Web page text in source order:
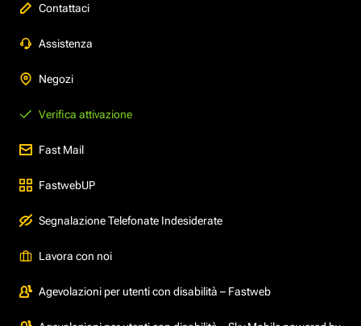
Contattaci
Assistenza
Negozi
Verifica attivazione
Fast Mail
FastwebUP
Segnalazione Telefonate Indesiderate
Lavora con noi
Agevolazioni per utenti con disabilità – Fastweb